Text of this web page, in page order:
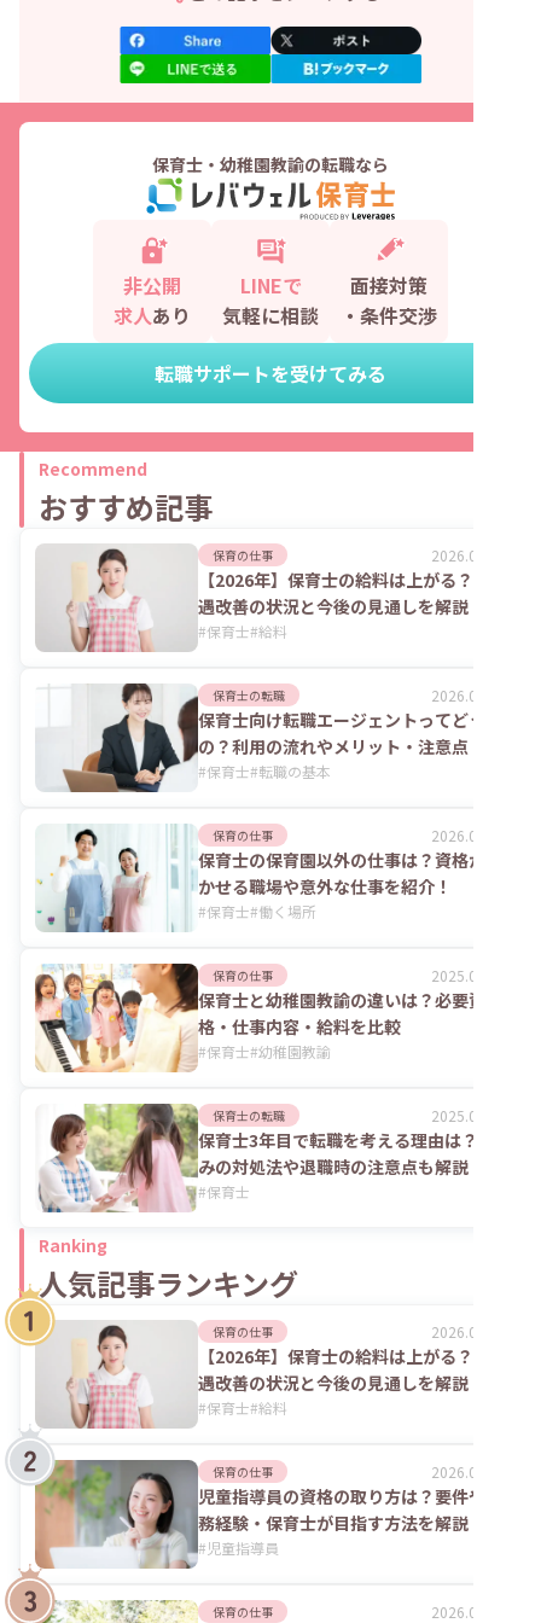
保育士・幼稚園教諭の転職なら
非公開
求人あり
LINEで
気軽に相談
面接対策
・条件交渉
転職サポートを受けてみる
Recommend
おすすめ記事
保育の仕事 2026.08.06
【2026年】保育士の給料は上がる？処
遇改善の状況と今後の見通しを解説
#保育士#給料
保育士の転職 2026.08.06
保育士向け転職エージェントってどうな
の？利用の流れやメリット・注意点
#保育士#転職の基本
保育の仕事 2026.07.24
保育士の保育園以外の仕事は？資格が活
かせる職場や意外な仕事を紹介！
#保育士#働く場所
保育の仕事 2025.06.02
保育士と幼稚園教諭の違いは？必要資
格・仕事内容・給料を比較
#保育士#幼稚園教諭
保育士の転職 2025.06.02
保育士3年目で転職を考える理由は？悩
みの対処法や退職時の注意点も解説
#保育士
Ranking
人気記事ランキング
保育の仕事 2026.08.06
【2026年】保育士の給料は上がる？処
遇改善の状況と今後の見通しを解説
#保育士#給料
保育の仕事 2026.07.24
児童指導員の資格の取り方は？要件や実
務経験・保育士が目指す方法を解説
#児童指導員
保育の仕事 2026.02.09